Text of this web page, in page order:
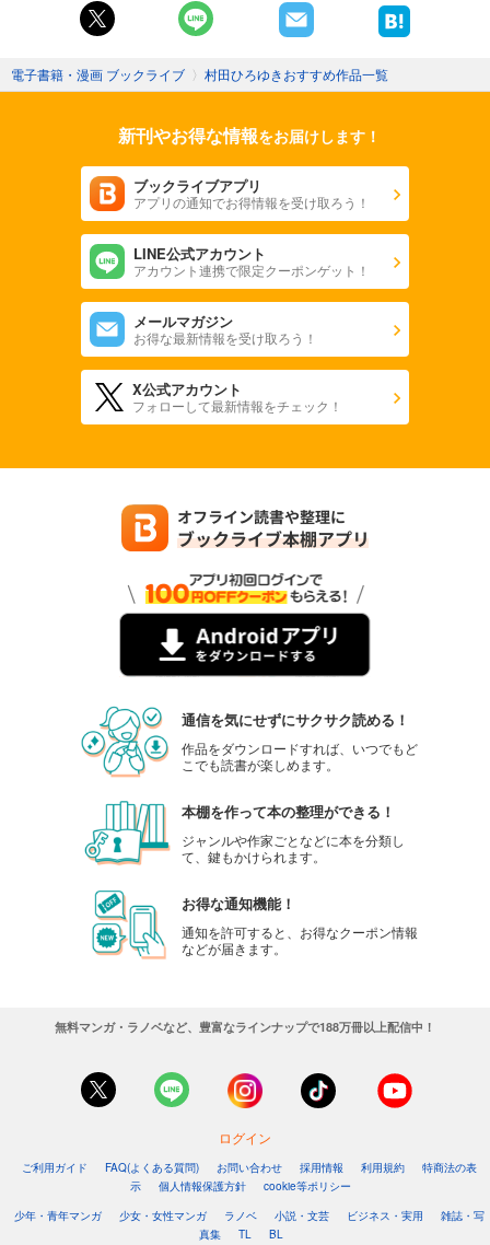
電子書籍・漫画 ブックライブ 〉 村田ひろゆきおすすめ作品一覧
新刊やお得な情報をお届けします！
ブックライブアプリ
アプリの通知でお得情報を受け取ろう！
LINE公式アカウント
アカウント連携で限定クーポンゲット！
メールマガジン
お得な最新情報を受け取ろう！
X公式アカウント
フォローして最新情報をチェック！
通信を気にせずにサクサク読める！
作品をダウンロードすれば、いつでもど
こでも読書が楽しめます。
本棚を作って本の整理ができる！
ジャンルや作家ごとなどに本を分類し
て、鍵もかけられます。
お得な通知機能！
通知を許可すると、お得なクーポン情報
などが届きます。
無料マンガ・ラノベなど、豊富なラインナップで188万冊以上配信中！
ログイン
ご利用ガイド FAQ(よくある質問) お問い合わせ 採用情報 利用規約
特商法の表
示
個人情報保護方針
cookie等ポリシー
少年・青年マンガ
少女・女性マンガ ラノベ 小説・文芸 ビジネス・実用
雑誌・写
真集
TL BL